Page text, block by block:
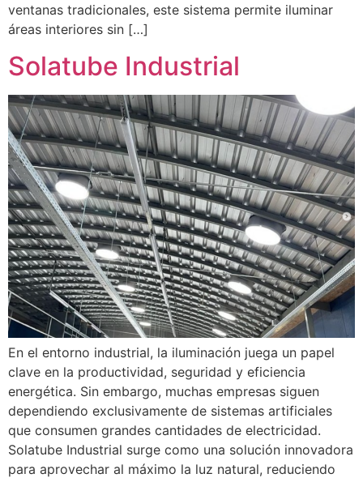
ventanas tradicionales, este sistema permite iluminar
áreas interiores sin […]
Solatube Industrial
En el entorno industrial, la iluminación juega un papel
clave en la productividad, seguridad y eficiencia
energética. Sin embargo, muchas empresas siguen
dependiendo exclusivamente de sistemas artificiales
que consumen grandes cantidades de electricidad.
Solatube Industrial surge como una solución innovadora
para aprovechar al máximo la luz natural, reduciendo